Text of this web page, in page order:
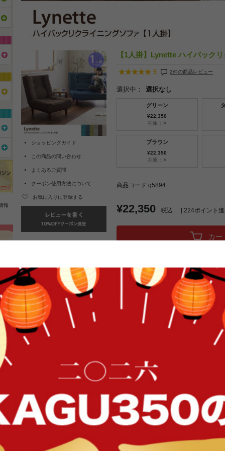
報
ク
ショッピングガイド
この商品の問い合わせ
よくあるご質問
クーポン使用方法について
お気に入りに登録する
【1人掛】Lynette ハイバック
5 2件の商品レビュー
選択中： 選択なし
グリーン
¥22,350
在庫：✕
ブラウン
¥22,350
在庫：✕
商品コード g5894
¥22,350 税込 [ 224ポイント
カー
ハイバックと角度調節機能でくつ
ン&ターコイズブルー&ネイビー&
寛ぎのわがままソファ「Lynette ハ
で首まで背もたれが伸びて、首部
い気分に。3段階のリクライニング
座面下までの位置が低いので日本
プルでどの部屋にも置きやすいデ